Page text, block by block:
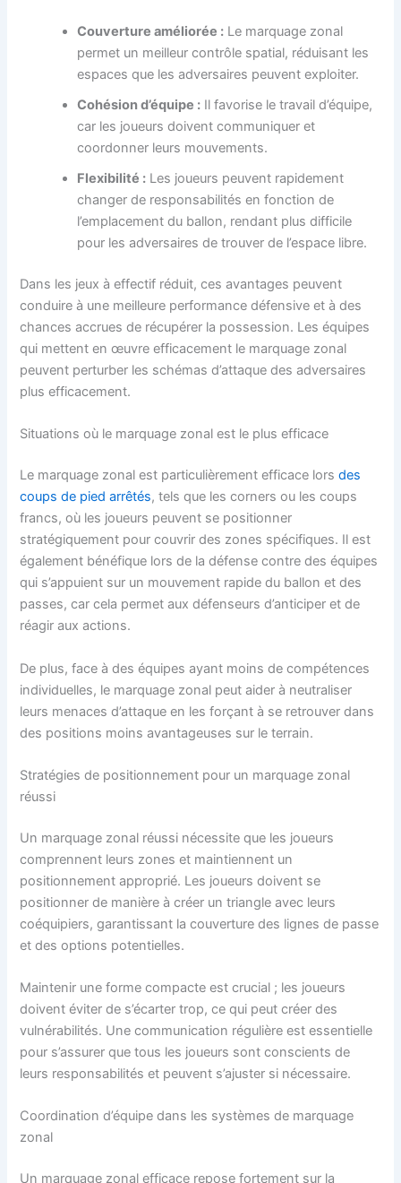
Couverture améliorée : Le marquage zonal
permet un meilleur contrôle spatial, réduisant les
espaces que les adversaires peuvent exploiter.
Cohésion d’équipe : Il favorise le travail d’équipe,
car les joueurs doivent communiquer et
coordonner leurs mouvements.
Flexibilité : Les joueurs peuvent rapidement
changer de responsabilités en fonction de
l’emplacement du ballon, rendant plus difficile
pour les adversaires de trouver de l’espace libre.
Dans les jeux à effectif réduit, ces avantages peuvent
conduire à une meilleure performance défensive et à des
chances accrues de récupérer la possession. Les équipes
qui mettent en œuvre efficacement le marquage zonal
peuvent perturber les schémas d’attaque des adversaires
plus efficacement.
Situations où le marquage zonal est le plus efficace
Le marquage zonal est particulièrement efficace lorsdes
coups de pied arrêtés, tels que les corners ou les coups
francs, où les joueurs peuvent se positionner
stratégiquement pour couvrir des zones spécifiques. Il est
également bénéfique lors de la défense contre des équipes
qui s’appuient sur un mouvement rapide du ballon et des
passes, car cela permet aux défenseurs d’anticiper et de
réagir aux actions.
De plus, face à des équipes ayant moins de compétences
individuelles, le marquage zonal peut aider à neutraliser
leurs menaces d’attaque en les forçant à se retrouver dans
des positions moins avantageuses sur le terrain.
Stratégies de positionnement pour un marquage zonal
réussi
Un marquage zonal réussi nécessite que les joueurs
comprennent leurs zones et maintiennent un
positionnement approprié. Les joueurs doivent se
positionner de manière à créer un triangle avec leurs
coéquipiers, garantissant la couverture des lignes de passe
et des options potentielles.
Maintenir une forme compacte est crucial ; les joueurs
doivent éviter de s’écarter trop, ce qui peut créer des
vulnérabilités. Une communication régulière est essentielle
pour s’assurer que tous les joueurs sont conscients de
leurs responsabilités et peuvent s’ajuster si nécessaire.
Coordination d’équipe dans les systèmes de marquage
zonal
Un marquage zonal efficace repose fortement sur la